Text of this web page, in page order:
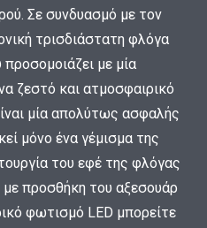
Σε συνδυασμό με τον
τρισδιάστατη φλόγα
προσομοιάζει με μία
ζεστό και ατμοσφαιρικό
μία απολύτως ασφαλής
μόνο ένα γέμισμα της
του εφέ της φλόγας
με προσθήκη του αξεσουάρ
φωτισμό LED μπορείτε